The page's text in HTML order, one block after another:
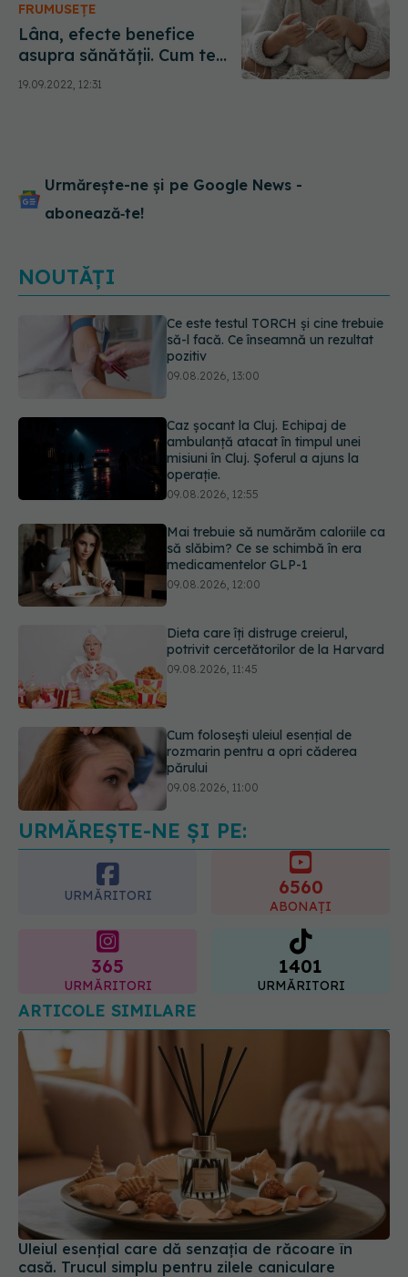
pe care o faci când cureți
mucegaiul
FRUMUSEȚE
Lâna, efecte benefice
asupra sănătății. Cum te
ajută
19.09.2022, 12:31
Urmărește-ne și pe Google News -
abonează‑te!
NOUTĂȚI
Caz șocant la Cluj. Echipaj de
ambulanță atacat în timpul unei
misiuni în Cluj. Șoferul a ajuns la
Mai trebuie să numărăm caloriile ca
să slăbim? Ce se schimbă în era
medicamentelor GLP-1
09.08.2026, 12:00
Dieta care îți distruge creierul,
potrivit cercetătorilor de la Harvard
09.08.2026, 11:45
Cum folosești uleiul esențial de
rozmarin pentru a opri căderea
Ce este testul TORCH și cine trebuie
să-l facă. Ce înseamnă un rezultat
pozitiv
URMĂREȘTE-NE ȘI PE:
URMĂRITORI 6560
ABONAȚI
365
URMĂRITORI
1401
URMĂRITORI
ARTICOLE SIMILARE
Uleiul esențial care dă senzația de răcoare în
casă. Trucul simplu pentru zilele caniculare